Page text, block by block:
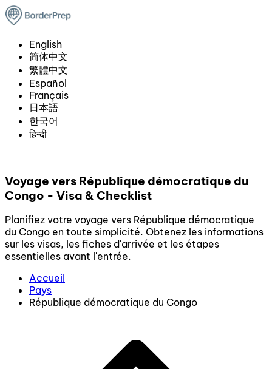
English
简体中文
繁體中文
Español
Français
日本語
한국어
हिन्दी
Voyage vers République démocratique du
Congo - Visa & Checklist
Planifiez votre voyage vers République démocratique
du Congo en toute simplicité. Obtenez les informations
sur les visas, les fiches d'arrivée et les étapes
essentielles avant l'entrée.
Accueil
Pays
République démocratique du Congo